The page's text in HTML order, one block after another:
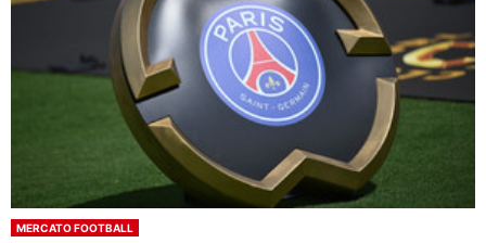
MERCATO FOOTBALL